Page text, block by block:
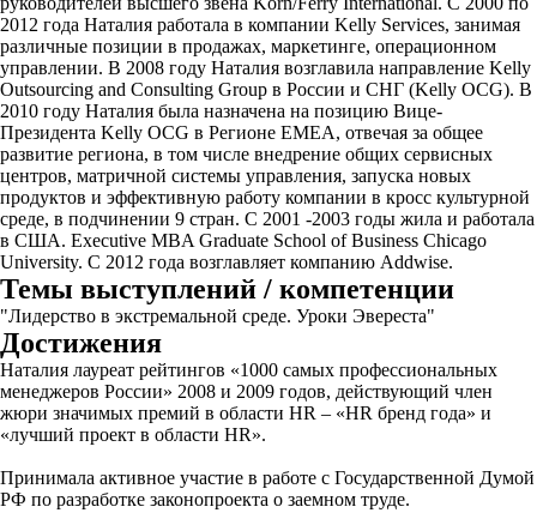
2012 года Наталия работала в компании Kelly Services, занимая
различные позиции в продажах, маркетинге, операционном
управлении. В 2008 году Наталия возглавила направление Kelly
Outsourcing and Consulting Group в России и СНГ (Kelly OCG). В
2010 году Наталия была назначена на позицию Вице-
Президента Kelly OCG в Регионе EMEA, отвечая за общее
развитие региона, в том числе внедрение общих сервисных
центров, матричной системы управления, запуска новых
продуктов и эффективную работу компании в кросс культурной
среде, в подчинении 9 стран. C 2001 -2003 годы жила и работала
в США. Executive MBA Graduate School of Business Chicago
University. С 2012 года возглавляет компанию Addwise.
Темы выступлений / компетенции
"Лидерство в экстремальной среде. Уроки Эвереста"
Достижения
Наталия лауреат рейтингов «1000 самых профессиональных
менеджеров России» 2008 и 2009 годов, действующий член
жюри значимых премий в области HR – «HR бренд года» и
«лучший проект в области HR».
Принимала активное участие в работе с Государственной Думой
РФ по разработке законопроекта о заемном труде.